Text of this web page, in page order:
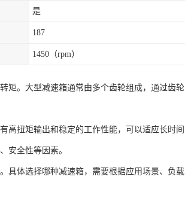
是
187
1450（rpm）
矩。大型减速箱通常由多个齿轮组成，通过齿轮
高扭矩输出和稳定的工作性能，可以适应长时间
安全性等因素。
具体选择哪种减速箱，需要根据应用场景、负载